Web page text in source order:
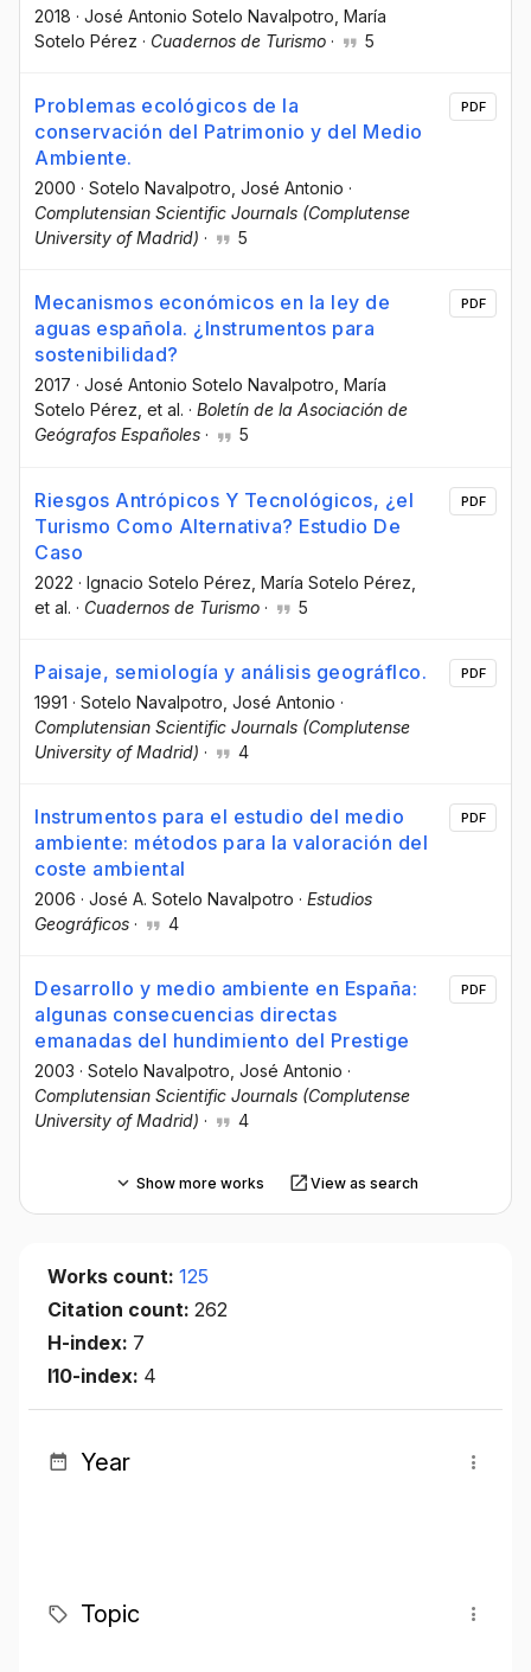
2018 · José Antonio Sotelo Navalpotro , María
Sotelo Pérez · Cuadernos de Turismo · 5
Problemas ecológicos de la
conservación del Patrimonio y del Medio
Ambiente.
2000 · Sotelo Navalpotro, José Antonio ·
Complutensian Scientific Journals (Complutense
University of Madrid) · 5
PDF
Mecanismos económicos en la ley de
aguas española. ¿Instrumentos para
sostenibilidad?
2017 · José Antonio Sotelo Navalpotro, María
Sotelo Pérez, et al. · Boletín de la Asociación de
Geógrafos Españoles · 5
PDF
Riesgos Antrópicos Y Tecnológicos, ¿el
Turismo Como Alternativa? Estudio De
Caso
2022 · Ignacio Sotelo Pérez , María Sotelo Pérez
et al. · Cuadernos de Turismo · 5
PDF
Paisaje, semiología y análisis geográflco.
1991 · Sotelo Navalpotro, José Antonio ·
Complutensian Scientific Journals (Complutense
University of Madrid) · 4
PDF
Instrumentos para el estudio del medio
ambiente: métodos para la valoración del
coste ambiental
2006 · José A. Sotelo Navalpotro · Estudios
Geográficos · 4
PDF
Desarrollo y medio ambiente en España:
algunas consecuencias directas
emanadas del hundimiento del Prestige
2003 · Sotelo Navalpotro, José Antonio ·
Complutensian Scientific Journals (Complutense
University of Madrid) · 4
PDF
Show more works View as search
Works count: 125
Citation count: 262
H-index: 7
I10-index: 4
Year
Topic